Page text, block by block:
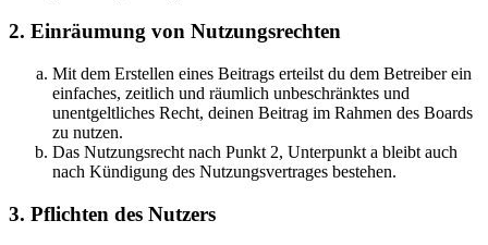
2. Einräumung von Nutzungsrechten
Mit dem Erstellen eines Beitrags erteilst du dem Betreiber ein
einfaches, zeitlich und räumlich unbeschränktes und
unentgeltliches Recht, deinen Beitrag im Rahmen des Boards
zu nutzen.
Das Nutzungsrecht nach Punkt 2, Unterpunkt a bleibt auch
nach Kündigung des Nutzungsvertrages bestehen.
3. Pflichten des Nutzers